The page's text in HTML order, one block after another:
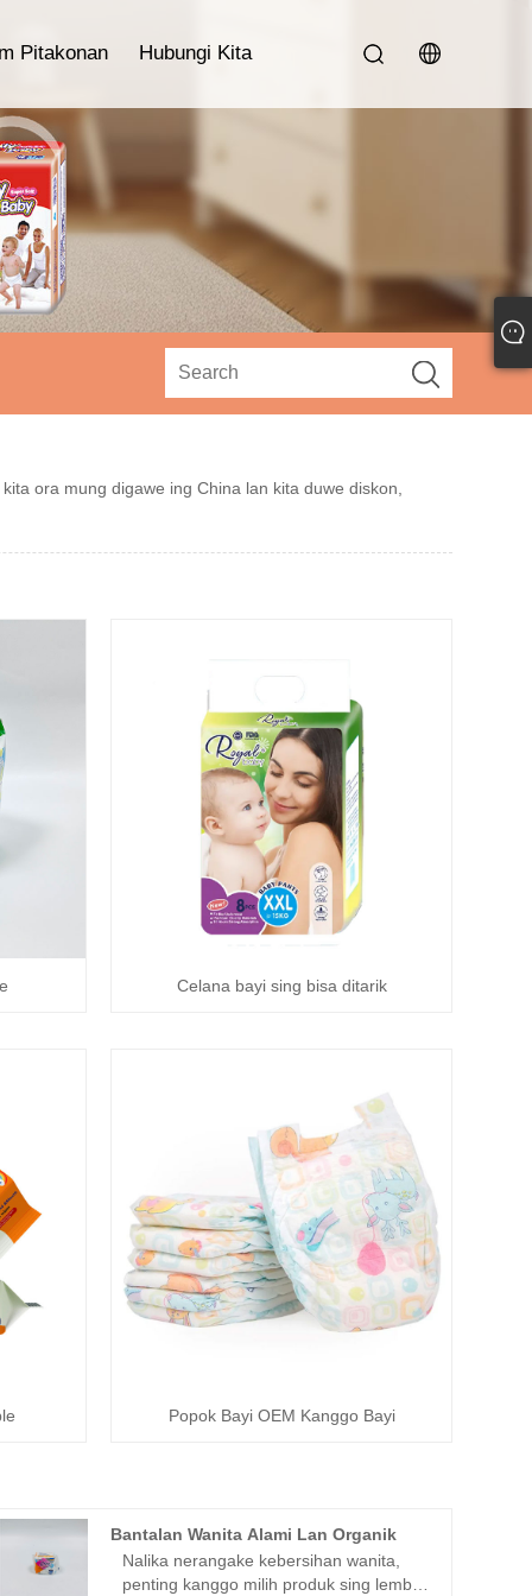
Pitakonan Hubungi Kita
ora mung digawe ing China lan kita duwe diskon,
Celana bayi sing bisa ditarik
Popok Bayi OEM Kanggo Bayi
Bantalan Wanita Alami Lan Organik
Nalika nerangake kebersihan wanita,
penting kanggo milih produk sing lembut